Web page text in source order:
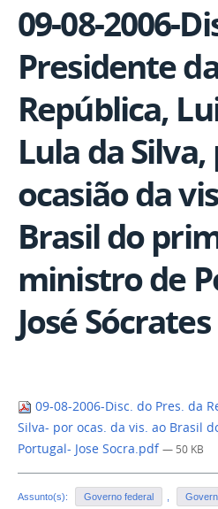
09-08-2006-
Presidente
República,
Lula da
ocasião da
Brasil do
ministro de
José Sócrates
09-08-2006-Disc. do Pres. da
Silva- por ocas. da vis. ao Brasil
Portugal- Jose Socra.pdf — 50 KB
Assunto(s): Governo federal